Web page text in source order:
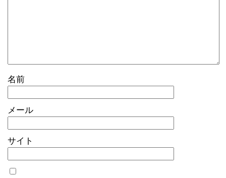
名前
メール
サイト